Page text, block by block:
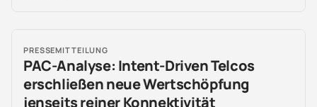
PRESSEMITTEILUNG
PAC-Analyse: Intent-Driven Telcos
erschließen neue Wertschöpfung
jenseits reiner Konnektivität